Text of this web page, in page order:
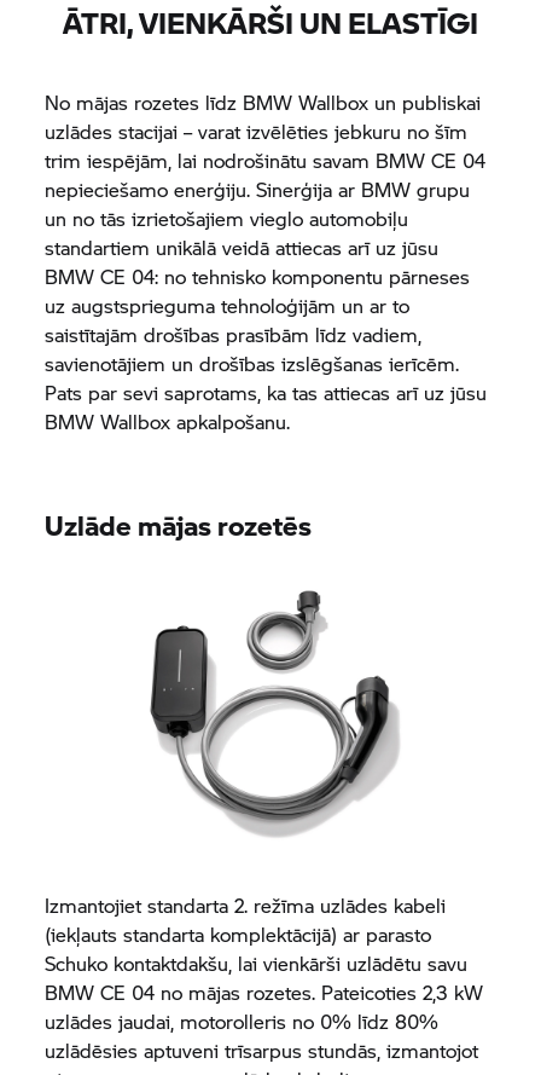
ĀTRI, VIENKĀRŠI UN ELASTĪGI
No mājas rozetes līdz BMW Wallbox un publiskai
uzlādes stacijai – varat izvēlēties jebkuru no šīm
trim iespējām, lai nodrošinātu savam BMW CE 04
nepieciešamo enerģiju. Sinerģija ar BMW grupu
un no tās izrietošajiem vieglo automobiļu
standartiem unikālā veidā attiecas arī uz jūsu
BMW CE 04: no tehnisko komponentu pārneses
uz augstsprieguma tehnoloģijām un ar to
saistītajām drošības prasībām līdz vadiem,
savienotājiem un drošības izslēgšanas ierīcēm.
Pats par sevi saprotams, ka tas attiecas arī uz jūsu
BMW Wallbox apkalpošanu.
Uzlāde mājas rozetēs
Izmantojiet standarta 2. režīma uzlādes kabeli
(iekļauts standarta komplektācijā) ar parasto
Schuko kontaktdakšu, lai vienkārši uzlādētu savu
BMW CE 04 no mājas rozetes. Pateicoties 2,3 kW
uzlādes jaudai, motorolleris no 0% līdz 80%
uzlādēsies aptuveni trīsarpus stundās, izmantojot